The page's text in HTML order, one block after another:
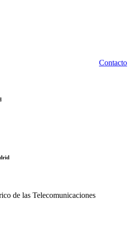
Contacto
de las Telecomunicaciones